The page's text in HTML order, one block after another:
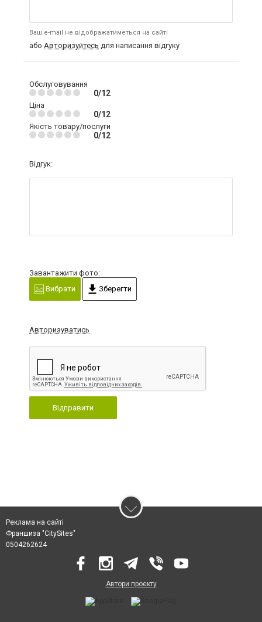
Ваш e-mail не відображатиметься на сайті
або Авторизуйтесь для написання відгуку
Обслуговування
0/12
Ціна
0/12
Якість товару/послуги
0/12
Відгук:
Завантажити фото:
Вибрати
Зберегти
Авторизуватись
Відправити
Реклама на сайті
Франшиза "CitySites"
0504262624
Автори проєкту